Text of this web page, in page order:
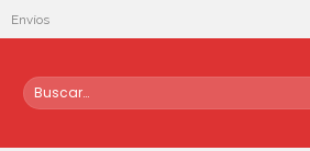
Envíos
Buscar
por: